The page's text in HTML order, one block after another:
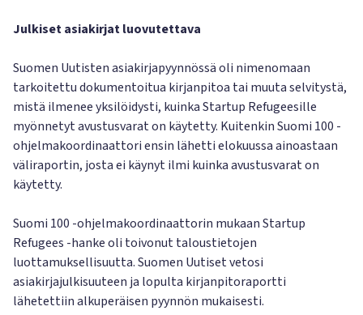
Julkiset asiakirjat luovutettava
Suomen Uutisten asiakirjapyynnössä oli nimenomaan
tarkoitettu dokumentoitua kirjanpitoa tai muuta selvitystä,
mistä ilmenee yksilöidysti, kuinka Startup Refugeesille
myönnetyt avustusvarat on käytetty. Kuitenkin Suomi 100 -
ohjelmakoordinaattori ensin lähetti elokuussa ainoastaan
väliraportin, josta ei käynyt ilmi kuinka avustusvarat on
käytetty.
Suomi 100 -ohjelmakoordinaattorin mukaan Startup
Refugees -hanke oli toivonut taloustietojen
luottamuksellisuutta. Suomen Uutiset vetosi
asiakirjajulkisuuteen ja lopulta kirjanpitoraportti
lähetettiin alkuperäisen pyynnön mukaisesti.